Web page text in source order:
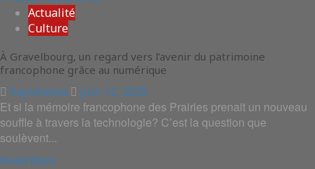
Actualité
Culture
À Gravelbourg, un regard vers l’avenir du patrimoine
francophone grâce au numérique
Kayishema juin 12, 2025
Et si la mémoire francophone des Prairies prenait un nouveau
souffle à travers la technologie? C’est la question que
soulèvent...
Read More